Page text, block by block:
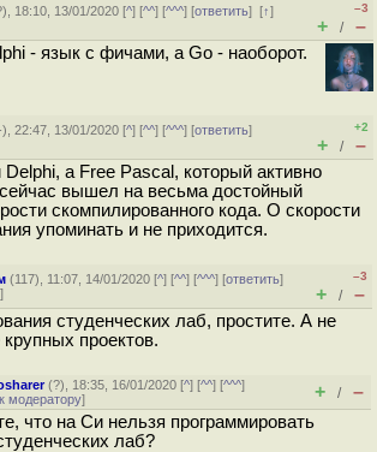
), 18:10, 13/01/2020 [^] [^^] [^^^] [ответить][↑]
–3
+ / –
- язык с фичами, а Go - наоборот.
), 22:47, 13/01/2020 [^] [^^] [^^^] [ответить]
+2
+ / –
а Free Pascal, который активно
сейчас вышел на весьма достойный
скомпилированного кода. О скорости
упоминать и не приходится.
(117), 11:07, 14/01/2020 [^] [^^] [^^^] [ответить]
]
–3
+ / –
студенческих лаб, простите. А не
проектов.
(?), 18:35, 16/01/2020 [^] [^^] [^^^]
к модератору] + / –
что на Си нельзя программировать
лаб?